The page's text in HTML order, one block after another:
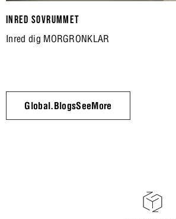
INRED SOVRUMMET
Inred dig MORGRONKLAR
Global.BlogsSeeMore